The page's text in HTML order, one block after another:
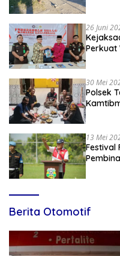
26 Juni
Perkuat
30 Mei
Polsek
13 Mei
Festival
Berita Otomotif